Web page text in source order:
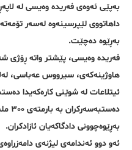
بەپێی ئەوەی فەریدە وەیسی لە
داهاتووی لێپرسینەوە لەسەر
بەڕێوە دەچێت.
هاوژینەکەی، سیرووس عەباسی،
ئیتلاعات لە شوێنی کارەکەیدا
بەڕێوەچوونی دادگاکەیان ئازادکران.
ئەو دوو ئەندامەی لیژنەی